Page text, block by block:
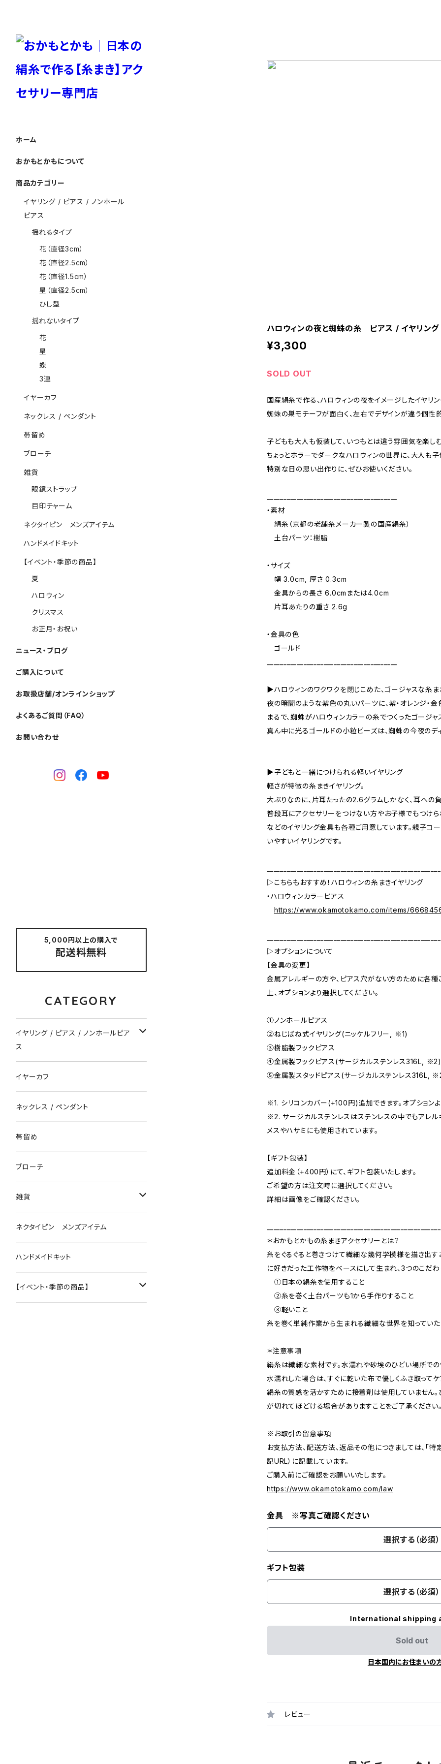
ハロウィンの夜と蜘蛛の糸 ピアス / イヤリング
¥3,300
SOLD OUT
国産絹糸で作る、ハロウィンの夜をイメージしたイヤリン
蜘蛛の巣モチーフが面白く、左右でデザインが違う個性
子どもも大人も仮装して、いつもとは違う雰囲気を楽し
ちょっとホラーでダークなハロウィンの世界に、大人も子
特別な日の思い出作りに、ぜひお使いください。
・素材
絹糸（京都の老舗糸メーカー製の国産絹糸）
土台パーツ：樹脂
・サイズ
幅 3.0cm, 厚さ 0.3cm
金具からの長さ 6.0cmまたは4.0cm
片耳あたりの重さ 2.6g
・金具の色
ゴールド
▶ハロウィンのワクワクを閉じこめた、ゴージャスな糸ま
夜の暗闇のような紫色の丸いパーツに、紫・オレンジ・
まるで、蜘蛛がハロウィンカラーの糸でつくったゴージャ
真ん中に光るゴールドの小粒ビーズは、蜘蛛の今夜のデ
▶子どもと一緒につけられる軽いイヤリング
軽さが特徴の糸まきイヤリング。
大ぶりなのに、片耳たったの2.6グラムしかなく、耳への
普段耳にアクセサリーをつけない方やお子様でもつけら
などのイヤリング金具も各種ご用意しています。親子コ
いやすいイヤリングです。
▷こちらもおすすめ！ハロウィンの糸まきイヤリング
・ハロウィンカラーピアス
https://www.okamotokamo.com/items/
▷オプションについて
【金具の変更】
金属アレルギーの方や、ピアス穴がない方のために各種
上、オプションより選択してください。
①ノンホールピアス
②ねじばね式イヤリング(ニッケルフリー, ※1)
③樹脂製フックピアス
④金属製フックピアス(サージカルステンレス316L, ※2)
⑤金属製スタッドピアス(サージカルステンレス316L,
※1. シリコンカバー(+100円)追加できます。オプションよ
※2. サージカルステンレスはステンレスの中でもアレ
メスやハサミにも使用されています。
【ギフト包装】
追加料金（+400円）にて、ギフト包装いたします。
ご希望の方は注文時に選択してください。
詳細は画像をご確認ください。
＊おかもとかもの糸まきアクセサリーとは？
糸をぐるぐると巻きつけて繊細な幾何学模様を描き出す
に好きだった工作物をベースにして生まれ、3つのこだわ
①日本の絹糸を使用すること
②糸を巻く土台パーツも1から手作りすること
③軽いこと
糸を巻く単純作業から生まれる繊細な世界を知っていた
＊注意事項
絹糸は繊細な素材です。水濡れや砂埃のひどい場所で
水濡れした場合は、すぐに乾いた布で優しくふき取ってケ
絹糸の質感を活かすために接着剤は使用していません。
が切れてほどける場合がありますことをご了承ください。
※お取引の留意事項
お支払方法、配送方法、返品その他につきましては、「
記URL）に記載しています。
ご購入前にご確認をお願いいたします。
https://www.okamotokamo.com/law
金具 ※写真ご確認ください
選択する（必須）
ギフト包装
選択する（必須）
International shipping
Sold out
日本国内にお住まいの
レビュー
ホーム
おかもとかもについて
商品カテゴリー
イヤリング / ピアス / ノンホール
ピアス
揺れるタイプ
花（直径3cm）
花（直径2.5cm）
花（直径1.5cm）
星（直径2.5cm）
ひし型
揺れないタイプ
花
星
蝶
3連
イヤーカフ
ネックレス / ペンダント
帯留め
ブローチ
雑貨
眼鏡ストラップ
目印チャーム
ネクタイピン メンズアイテム
ハンドメイドキット
【イベント・季節の商品】
夏
ハロウィン
クリスマス
お正月・お祝い
ニュース・ブログ
ご購入について
お取扱店舗/オンラインショップ
よくあるご質問（FAQ）
お問い合わせ
5,000円以上の購入で
配送料無料
CATEGORY
イヤリング / ピアス / ノンホールピア
ス
揺れるタイプ
花（直径3cm）
花（直径2.5cm）
揺れないタイプ
花
星
イヤーカフ
ネックレス / ペンダント
帯留め
ブローチ
雑貨
眼鏡ストラップ
目印チャーム
ネクタイピン メンズアイテム
ハンドメイドキット
【イベント・季節の商品】